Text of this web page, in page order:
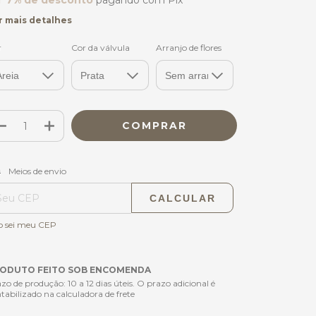
mais detalhes
Cor da válvula Arranjo de flores
para o CEP:
Meios de envio
CALCULAR
sei meu CEP
FEITO SOB ENCOMENDA
de produção: 10 a 12 dias úteis. O prazo adicional é
na calculadora de frete